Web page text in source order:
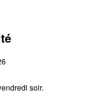
soir.